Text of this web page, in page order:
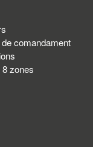
comandament
zones